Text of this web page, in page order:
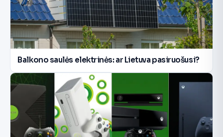
Balkono saulės elektrinės: ar Lietuva pasiruošusi?